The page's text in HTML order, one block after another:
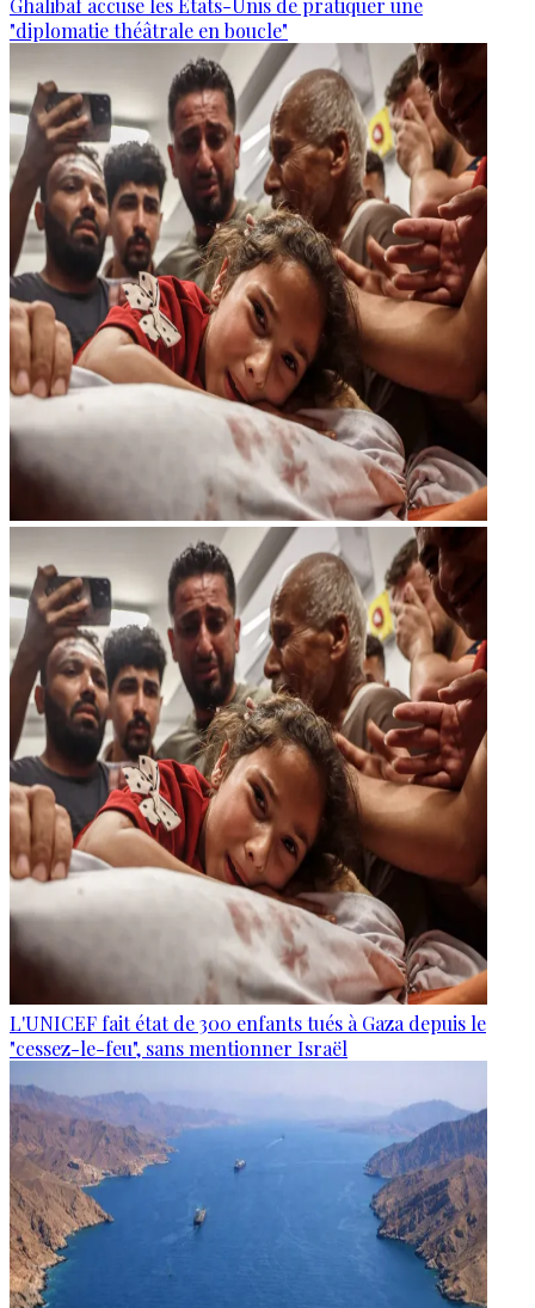
Ghalibaf accuse les États-Unis de pratiquer une
"diplomatie théâtrale en boucle"
L'UNICEF fait état de 300 enfants tués à Gaza depuis le
"cessez-le-feu", sans mentionner Israël